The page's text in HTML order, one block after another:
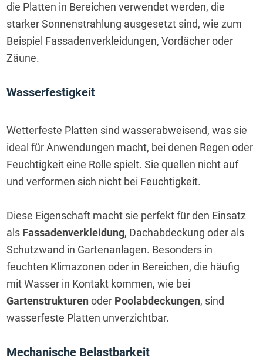
die Platten in Bereichen verwendet werden, die
starker Sonnenstrahlung ausgesetzt sind, wie zum
Beispiel Fassadenverkleidungen, Vordächer oder
Zäune.
Wasserfestigkeit
Wetterfeste Platten sind wasserabweisend, was sie
ideal für Anwendungen macht, bei denen Regen oder
Feuchtigkeit eine Rolle spielt. Sie quellen nicht auf
und verformen sich nicht bei Feuchtigkeit.
Diese Eigenschaft macht sie perfekt für den Einsatz
als Fassadenverkleidung, Dachabdeckung oder als
Schutzwand in Gartenanlagen. Besonders in
feuchten Klimazonen oder in Bereichen, die häufig
Gartenstrukturen oder Poolabdeckungen, sind
wasserfeste Platten unverzichtbar.
Mechanische Belastbarkeit